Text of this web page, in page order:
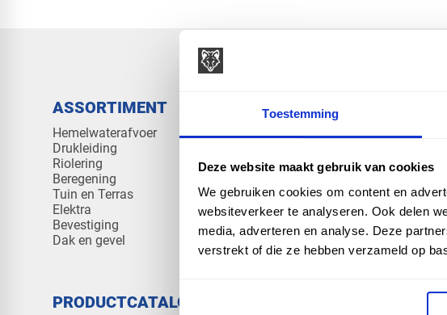
Toestemming
Deze website maakt gebruik van cookies
We gebruiken cookies om content en
websiteverkeer te analyseren. Ook delen
media, adverteren en analyse. Deze
verstrekt of die ze hebben verzameld op
ASSORTIMENT
Hemelwaterafvoer
Drukleiding
Riolering
Beregening
Tuin en Terras
Elektra
Bevestiging
Dak en gevel
KENNIS EN HULP
Klantenservice
Veelgestelde vragen
PRODUCTCATALOGUS 2026